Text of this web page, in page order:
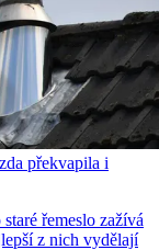
překvapila i
řemeslo zažívá
z nich vydělají